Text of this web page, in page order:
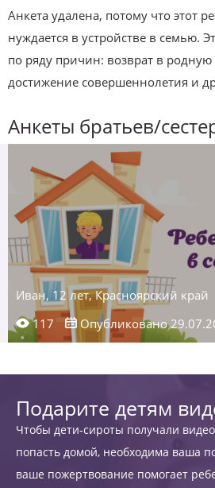
Анкета удалена, потому что этот
нуждается в устройстве в семью.
по ряду причин: возврат в
достижение совершеннолетия и
Анкеты братьев/
Иван, 12 лет, Красноярский край
117
Опубликовано
Подарите детям
Чтобы дети-сироты получали
попасть домой, необходима ваша
ваше пожертвование помогает